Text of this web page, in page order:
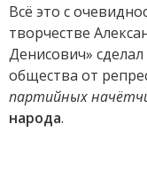
Всё это с
творчестве
Денисович»
общества от
партийных
народа.